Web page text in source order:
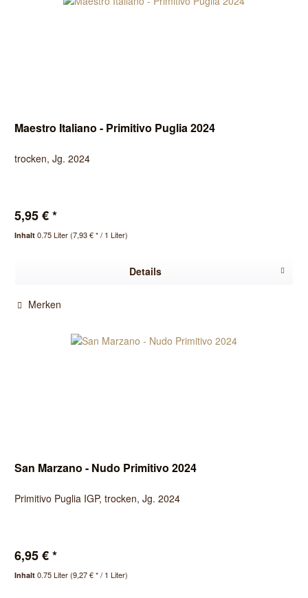
Maestro Italiano - Primitivo Puglia 2024
trocken, Jg. 2024
5,95 € *
Inhalt0.75 Liter(7,93 € * / 1 Liter)
Details
Merken
San Marzano - Nudo Primitivo 2024
Primitivo Puglia IGP, trocken, Jg. 2024
6,95 € *
Inhalt0.75 Liter(9,27 € * / 1 Liter)